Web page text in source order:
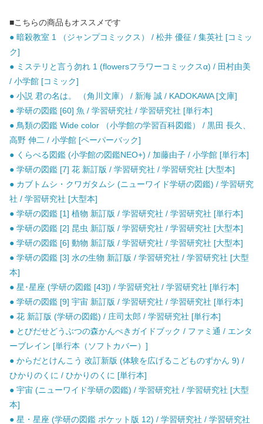
■こちらの商品もオススメです
● 暗殺教室 1 （ジャンプコミックス） / 松井 優征 / 集英社 [コミッ
ク]
● ミステリと言う勿れ 1 (flowersフラワーコミックスα) / 田村由美
/ 小学館 [コミック]
● 小説 君の名は。 （角川文庫） / 新海 誠 / KADOKAWA [文庫]
● 学研の図鑑 [60] 魚 / 学習研究社 / 学習研究社 [単行本]
● 鳥類の図鑑 Wide color （小学館の学習百科図鑑） / 黒田 長久、
高野 伸二 / 小学館 [ペーパーバック]
● くらべる図鑑 (小学館の図鑑NEO+) / 加藤由子 / 小学館 [単行本]
● 学研の図鑑 [7] 花 新訂版 / 学習研究社 / 学習研究社 [大型本]
● カブトムシ・クワガタムシ (ニューワイド学研の図鑑) / 学習研究
社 / 学習研究社 [大型本]
● 学研の図鑑 [1] 植物 新訂版 / 学習研究社 / 学習研究社 [単行本]
● 学研の図鑑 [2] 昆虫 新訂版 / 学習研究社 / 学習研究社 [大型本]
● 学研の図鑑 [6] 動物 新訂版 / 学習研究社 / 学習研究社 [大型本]
● 学研の図鑑 [3] 水の生物 新訂版 / 学習研究社 / 学習研究社 [大型
本]
● 星･星座 (学研の図鑑 [43]) / 学習研究社 / 学習研究社 [単行本]
● 学研の図鑑 [9] 宇宙 新訂版 / 学習研究社 / 学習研究社 [単行本]
● 花 新訂版 (学研の図鑑) / 庄司太郎 / 学習研究社 [単行本]
● とびだせどうぶつの森かんぺきガイドブック / ファミ通 / エンタ
ーブレイン [単行本（ソフトカバー）]
● からだとけんこう 改訂新版 (体験を広げるこどものずかん 9) /
ひかりのくに / ひかりのくに [単行本]
● 宇宙 (ニューワイド学研の図鑑) / 学習研究社 / 学習研究社 [大型
本]
● 星・星座 (学研の図鑑 ポケット版 12) / 学習研究社 / 学習研究社